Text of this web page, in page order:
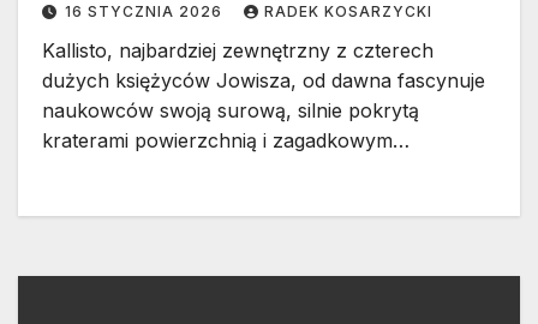
16 STYCZNIA 2026 RADEK KOSARZYCKI
Kallisto, najbardziej zewnętrzny z czterech
dużych księżyców Jowisza, od dawna fascynuje
naukowców swoją surową, silnie pokrytą
kraterami powierzchnią i zagadkowym…